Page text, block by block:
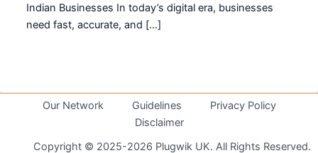
Indian Businesses In today’s digital era, businesses
need fast, accurate, and […]
Our Network Guidelines
Privacy Policy
Disclaimer
Copyright © 2025-2026 Plugwik UK. All Rights Reserved.